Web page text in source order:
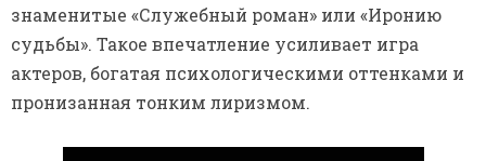
знаменитые «Служебный роман» или «Иронию
судьбы». Такое впечатление усиливает игра
актеров, богатая психологическими оттенками и
пронизанная тонким лиризмом.